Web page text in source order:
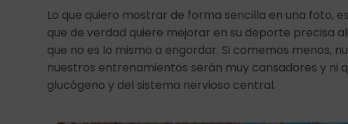
Lo que quiero mostrar de forma sencilla en una foto,
que de verdad quiere mejorar en su deporte precisa
que no es lo mismo a engordar. Si comemos menos,
nuestros entrenamientos serán muy cansadores y ni
glucógeno y del sistema nervioso central.